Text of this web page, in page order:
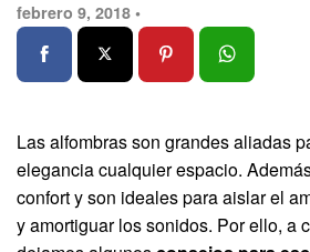
febrero 9, 2018 •
Las alfombras son grandes aliadas
elegancia cualquier espacio.
confort y son ideales para aislar el
y amortiguar los sonidos. Por ello, a